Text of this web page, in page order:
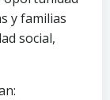
y familias
social,